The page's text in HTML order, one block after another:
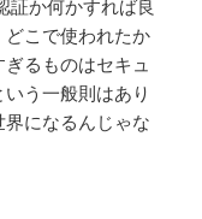
証か何かすれば良
こで使われたか
るものはセキュ
う一般則はあり
になるんじゃな